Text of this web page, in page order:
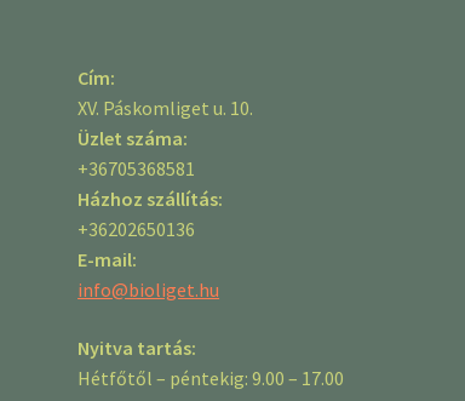
Cím:
XV. Páskomliget u. 10.
Üzlet száma:
+36705368581
Házhoz szállítás:
+36202650136
E-mail:
info@bioliget.hu
Nyitva tartás:
Hétfőtől – péntekig: 9.00 – 17.00